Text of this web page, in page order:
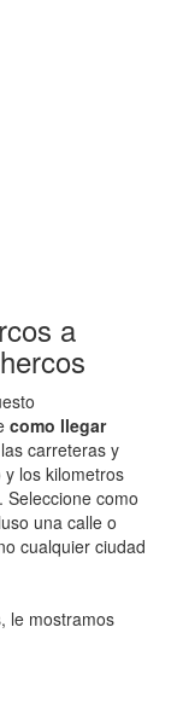
a
como llegar
carreteras y
los kilometros
como
una calle o
cualquier ciudad
le mostramos